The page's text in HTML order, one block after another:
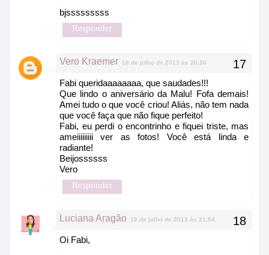
bjsssssssss
Responder
Vero Kraemer 10 de julho de 2013 às 20:26
Fabi queridaaaaaaaa, que saudades!!!
Que lindo o aniversário da Malu! Fofa demais!
Amei tudo o que você criou! Aliás, não tem nada
que você faça que não fique perfeito!
Fabi, eu perdi o encontrinho e fiquei triste, mas
ameiiiiiiiii ver as fotos! Você está linda e
radiante!
Beijossssss
Vero
Responder
Luciana Aragão 10 de julho de 2013 às 21:54
Oi Fabi,